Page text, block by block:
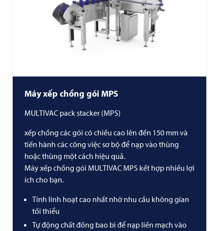
Máy xếp chồng gói MPS
MULTIVAC pack stacker (MPS)
xếp chồng các gói có chiều cao lên đến 150 mm và
tiến hành các công việc sơ bộ để nạp vào thùng
hoặc thùng một cách hiệu quả.
Máy xếp chồng gói MULTIVAC MPS kết hợp nhiều lợi
ích cho bạn.
Tính linh hoạt cao nhất nhờ nhu cầu không gian
tối thiểu
Tự động chất đống bao bì để nạp liền mạch vào